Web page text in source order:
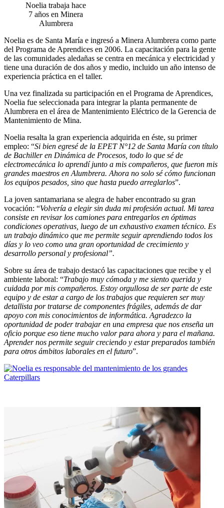
Noelia trabaja hace
7 años en Minera
Alumbrera
Noelia es de Santa María e ingresó a Minera Alumbrera como parte
del Programa de Aprendices en 2006. La capacitación para la gente
de las comunidades aledañas se centra en mecánica y electricidad y
tiene una duración de dos años y medio, incluido un año intenso de
experiencia práctica en el taller.
Una vez finalizada su participación en el Programa de Aprendices,
Noelia fue seleccionada para integrar la planta permanente de
Alumbrera en el área de Mantenimiento Eléctrico de la Gerencia de
Mantenimiento de Mina.
Noelia resalta la gran experiencia adquirida en éste, su primer
empleo: “Si bien egresé de la EPET N°12 de Santa María con título
de Bachiller en Dinámica de Procesos, todo lo que sé de
electromecánica lo aprendí junto a mis compañeros, que fueron mis
grandes maestros en Alumbrera. Ahora no solo sé cómo funcionan
los equipos pesados, sino que hasta puedo arreglarlos”.
La joven santamariana se alegra de haber encontrado su gran
vocación: “Volvería a elegir sin duda mi profesión actual. Mi tarea
consiste en revisar los camiones para entregarlos en óptimas
condiciones operativas, luego de un exhaustivo examen técnico. Es
un trabajo dinámico que me permite seguir aprendiendo todos los
días y lo veo como una gran oportunidad de crecimiento y
desarrollo personal y profesional”.
Sobre su área de trabajo destacó las capacitaciones que recibe y el
ambiente laboral: “Trabajo muy cómoda y me siento querida y
cuidada por mis compañeros. Estoy orgullosa de ser parte de este
equipo y de estar a cargo de los trabajos que requieren ser muy
detallista por tratarse de componentes frágiles, además de dar
apoyo con mis conocimientos de informática. Agradezco la
oportunidad de poder trabajar en una empresa que nos enseña un
oficio porque eso tiene mucho valor para ahora y para el mañana.
Aprender nos permite seguir creciendo y estar preparados también
para otros ámbitos laborales en el futuro”.